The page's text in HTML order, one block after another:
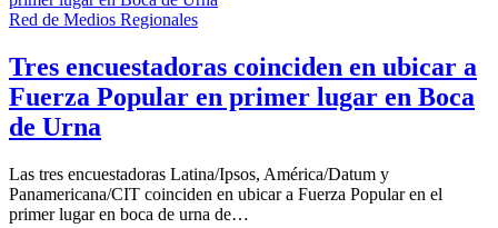
Red de Medios Regionales
Tres encuestadoras coinciden en ubicar a
Fuerza Popular en primer lugar en Boca
de Urna
Las tres encuestadoras Latina/Ipsos, América/Datum y
Panamericana/CIT coinciden en ubicar a Fuerza Popular en el
primer lugar en boca de urna de…